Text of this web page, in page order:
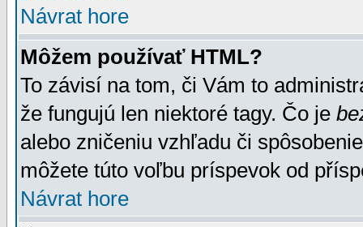
Návrat hore
Môžem používať HTML?
To závisí na tom, či Vám to
že fungujú len niektoré tagy. Čo je
alebo zničeniu vzhľadu či
môžete túto voľbu príspevok od
Návrat hore